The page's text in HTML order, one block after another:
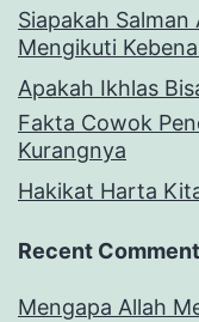
Siapakah Salman
Mengikuti
Apakah Ikhlas
Fakta Cowok
Kurangnya
Hakikat Harta
Recent
Mengapa Allah